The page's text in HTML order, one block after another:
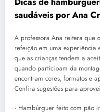
saudáveis por Ana
A professora Ana reitera que
refeição em uma experiência
que as crianças tendem a
quando participam da
encontram cores, formatos e
Confira sugestões para
· Hambúrguer feito com pão